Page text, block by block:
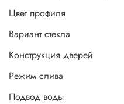
Цвет профиля
Вариант стекла
Конструкция дверей
Режим слива
Подвод воды